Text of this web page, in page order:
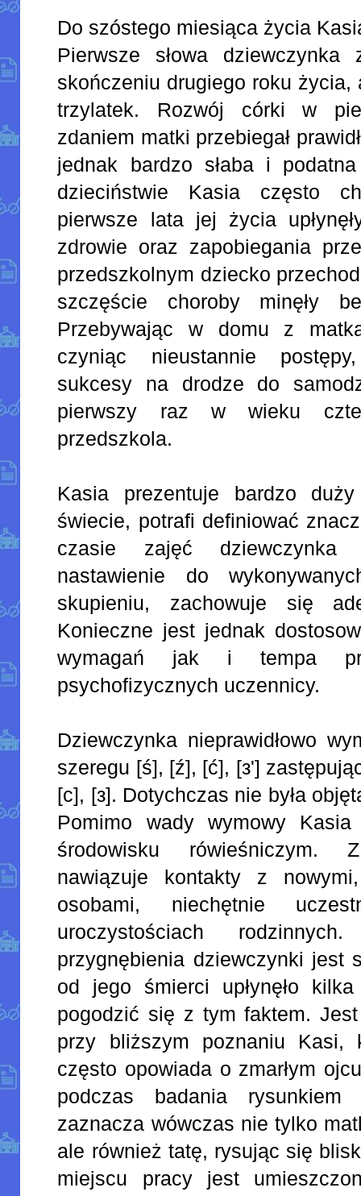
Do szóstego miesiąca życia
Pierwsze słowa dziewczynka
skończeniu drugiego roku życia,
trzylatek. Rozwój córki w
zdaniem matki przebiegał
jednak bardzo słaba i
dzieciństwie Kasia często
pierwsze lata jej życia
zdrowie oraz zapobiegania
przedszkolnym dziecko
szczęście choroby minęły
Przebywając w domu z
czyniąc nieustannie
sukcesy na drodze do
pierwszy raz w wieku
przedszkola.
Kasia prezentuje bardzo
świecie, potrafi definiować
czasie zajęć dziewczynka
nastawienie do
skupieniu, zachowuje się
Konieczne jest jednak
wymagań jak i tempa
psychofizycznych uczennicy.
Dziewczynka nieprawidłowo
szeregu [ś], [ź], [ć], [з']
[c], [з]. Dotychczas nie była
Pomimo wady wymowy
środowisku rówieśniczym.
nawiązuje kontakty z nowymi,
osobami, niechętnie
uroczystościach
przygnębienia dziewczynki jest
od jego śmierci upłynęło
pogodzić się z tym faktem.
przy bliższym poznaniu Kasi,
często opowiada o zmarłym
podczas badania rysunkiem
zaznacza wówczas nie tylko
ale również tatę, rysując się
miejscu pracy jest